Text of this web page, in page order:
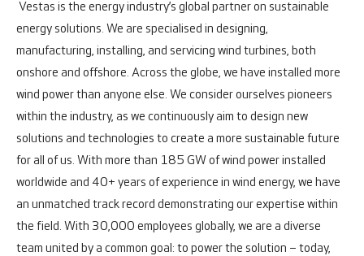
Vestas is the energy industry’s global partner on sustainable
energy solutions. We are specialised in designing,
manufacturing, installing, and servicing wind turbines, both
onshore and offshore. Across the globe, we have installed more
wind power than anyone else. We consider ourselves pioneers
within the industry, as we continuously aim to design new
solutions and technologies to create a more sustainable future
for all of us. With more than 185 GW of wind power installed
worldwide and 40+ years of experience in wind energy, we have
an unmatched track record demonstrating our expertise within
the field. With 30,000 employees globally, we are a diverse
team united by a common goal: to power the solution – today,